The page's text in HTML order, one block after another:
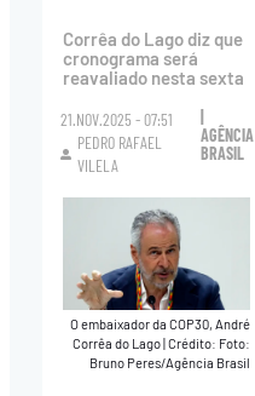
Corrêa do Lago diz que
cronograma será
reavaliado nesta sexta
21.NOV.2025 - 07:51
PEDRO RAFAEL
VILELA
AGÊNCIA
BRASIL
O embaixador da COP30, André
Corrêa do Lago|Crédito: Foto:
Bruno Peres/Agência Brasil